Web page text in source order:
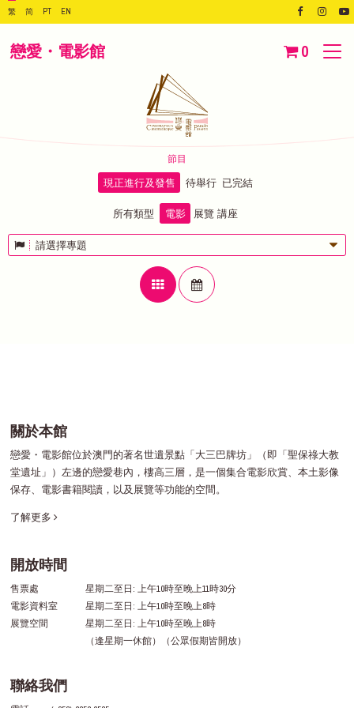
繁 简 PT EN
戀愛・電影館 0
節目
現正進行及發售 待舉行 已完結
所有類型 電影 展覽 講座
請選擇專題
關於本館
戀愛・電影館位於澳門的著名世遺景點「大三巴牌坊」（即「聖保祿大教
堂遺址」）左邊的戀愛巷內，樓高三層，是一個集合電影欣賞、本土影像
保存、電影書籍閱讀，以及展覽等功能的空間。
了解更多
開放時間
售票處
星期二至日: 上午10時至晚上11時30分
電影資料室
星期二至日: 上午10時至晚上8時
展覽空間
星期二至日: 上午10時至晚上8時
（逢星期一休館）（公眾假期皆開放）
聯絡我們